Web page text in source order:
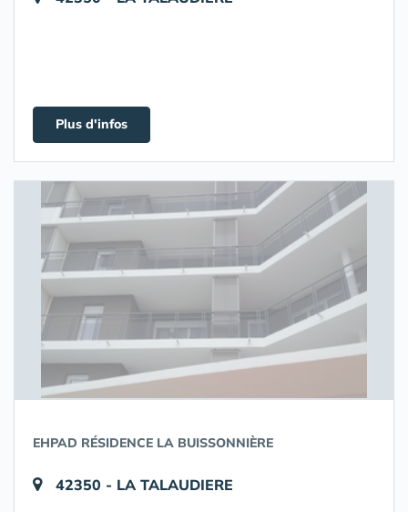
Plus d'infos
EHPAD RÉSIDENCE LA BUISSONNIÈRE
42350 - LA TALAUDIERE